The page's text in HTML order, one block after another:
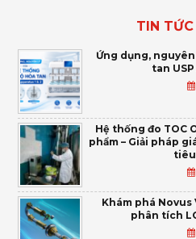
TIN
Ứng dụng,
tan
Hệ thống đo TOC
phẩm – Giải pháp
tiêu
Khám phá Novus
phân tích